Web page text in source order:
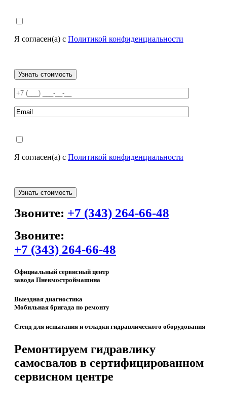
Я согласен(а) с Политикой конфиденциальности
Я согласен(а) с Политикой конфиденциальности
Звоните: +7 (343) 264-66-48
Звоните:
+7 (343) 264-66-48
Официальный сервисный центр
завода Пневмостроймашина
Выездная диагностика
Мобильная бригада по ремонту
Стенд для испытания и отладки гидравлического оборудования
Ремонтируем гидравлику
самосвалов в сертифицированном
сервисном центре